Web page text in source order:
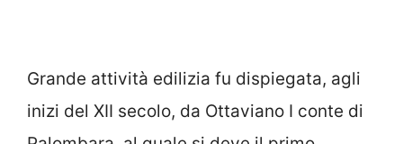
Grande attività edilizia fu dispiegata, agli
inizi del XII secolo, da Ottaviano I conte di